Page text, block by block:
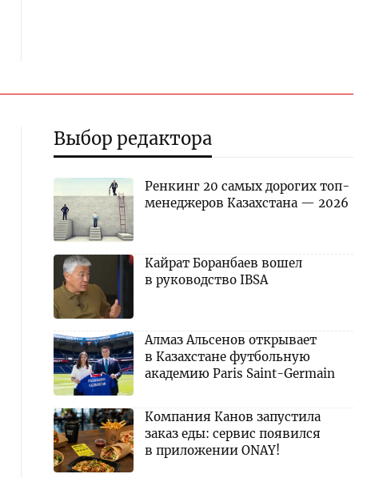
Выбор редактора
Ренкинг 20 самых дорогих топ-
менеджеров Казахстана — 2026
Кайрат Боранбаев вошел
в руководство IBSA
Алмаз Альсенов открывает
в Казахстане футбольную
академию Paris Saint-Germain
Компания Канов запустила
заказ еды: сервис появился
в приложении ONAY!